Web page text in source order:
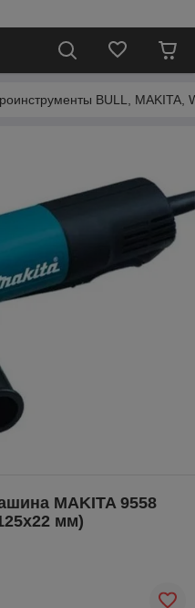
BULL,
MAKITA 9558
мм)